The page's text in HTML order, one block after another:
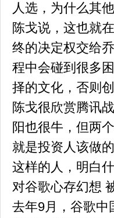
人选，为什么其
陈戈说，这也就
终的决定权交给
程中会碰到很多
择的文化，否则
陈戈很欣赏腾讯
阳也很牛，但两
就是投资人该做
这样的人，明白
对谷歌心存幻想
去年9月，谷歌中